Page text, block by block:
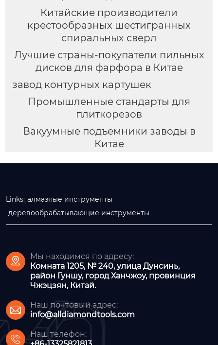
Китайские производители
крестообразных шестигранных
спиральных сверл
Лучшие страны-покупатели пильных
дисков для фарфора в Китае
завод контурных картушек
Промышленные стандарты для
плиткорезов
Вакуумные подъемники заводы в
Китае
Links: алмазные инструменты
деревообрабатывающие инструменты

Мы находимся по адресу:
Комната 1205, № 240, улица Дунсинь,
район Гуншу, город Ханчжоу, провинция
Чжэцзян, Китай.

Наш почтовый адрес:
info@alldiamondtools.com

Наш телефон: